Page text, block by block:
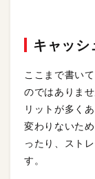
キャッシ
ここまで書い
のではありま
リットが多く
変わりないた
ったり、スト
す。